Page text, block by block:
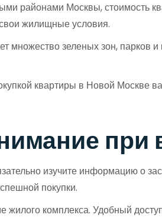
районами Москвы, стоимость
жилищные условия.
множество зеленых зон, парков
квартиры в Новой Москве
изучите информацию о
покупки.
комплекса. Удобный